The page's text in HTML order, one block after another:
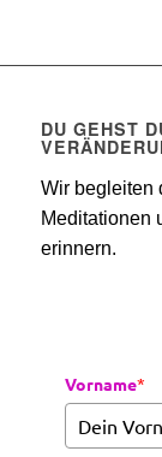
DU GEHST
Wir begleiten
Meditationen
erinnern.
Vorname*